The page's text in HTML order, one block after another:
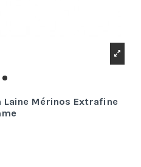
Laine Mérinos Extrafine